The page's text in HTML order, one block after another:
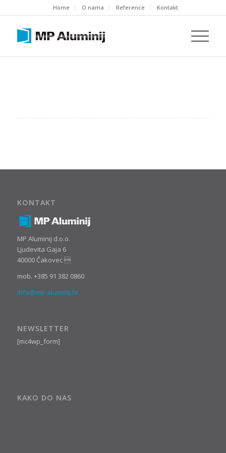
Home O nama Reference Kontakt
KONTAKT
MP Aluminij d.o.o.
Ljudevita Gaja 6
40000 Čakovec 
mob. +385 91 382 0860
info@mp-aluminij.hr
NEWSLETTER
[mc4wp_form]
KAKO DO NAS